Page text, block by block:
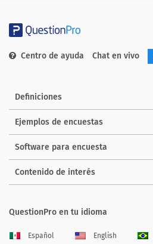
Centro de ayuda Chat en vivo
Definiciones
Ejemplos de encuestas
Software para encuesta
Contenido de interés
QuestionPro en tu idioma
Español English